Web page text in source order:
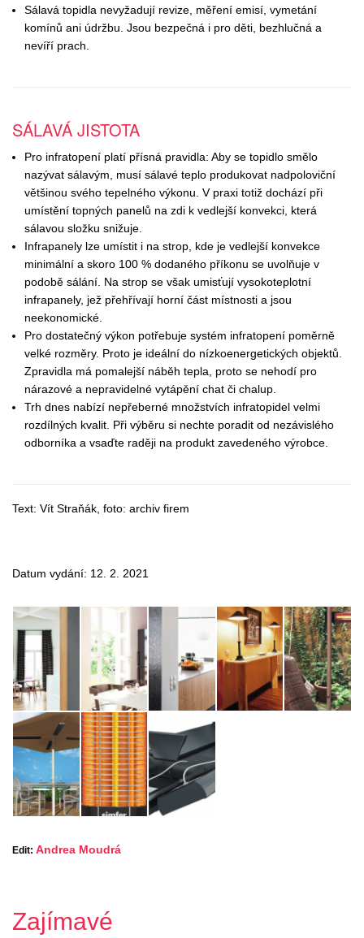
Sálavá topidla nevyžadují revize, měření emisí, vymetání
komínů ani údržbu. Jsou bezpečná i pro děti, bezhlučná a
nevíří prach.
SÁLAVÁ JISTOTA
Pro infratopení platí přísná pravidla: Aby se topidlo smělo
nazývat sálavým, musí sálavé teplo produkovat nadpoloviční
většinou svého tepelného výkonu. V praxi totiž dochází při
umístění topných panelů na zdi k vedlejší konvekci, která
sálavou složku snižuje.
Infrapanely lze umístit i na strop, kde je vedlejší konvekce
minimální a skoro 100 % dodaného příkonu se uvolňuje v
podobě sálání. Na strop se však umisťují vysokoteplotní
infrapanely, jež přehřívají horní část místnosti a jsou
neekonomické.
Pro dostatečný výkon potřebuje systém infratopení poměrně
velké rozměry. Proto je ideální do nízkoenergetických objektů.
Zpravidla má pomalejší náběh tepla, proto se nehodí pro
nárazové a nepravidelné vytápění chat či chalup.
Trh dnes nabízí nepřeberné množstvích infratopidel velmi
rozdílných kvalit. Při výběru si nechte poradit od nezávislého
odborníka a vsaďte raději na produkt zavedeného výrobce.
Text: Vít Straňák, foto: archiv firem
Datum vydání: 12. 2. 2021
Edit: Andrea Moudrá
Zajímavé